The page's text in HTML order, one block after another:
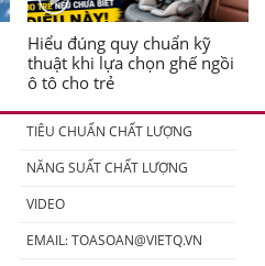
Hiểu đúng quy chuẩn kỹ
thuật khi lựa chọn ghế ngồi
ô tô cho trẻ
TIÊU CHUẨN CHẤT LƯỢNG
NĂNG SUẤT CHẤT LƯỢNG
VIDEO
EMAIL:TOASOAN@VIETQ.VN